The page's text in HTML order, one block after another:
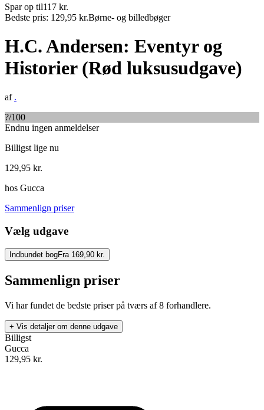
Spar op til117 kr.
Bedste pris: 129,95 kr.Børne- og billedbøger
H.C. Andersen: Eventyr og
Historier (Rød luksusudgave)
af .
?/100
Endnu ingen anmeldelser
Billigst lige nu
129,95 kr.
hos Gucca
Sammenlign priser
Vælg udgave
Indbundet bogFra 169,90 kr.
Sammenlign priser
Vi har fundet de bedste priser på tværs af 8 forhandlere.
+ Vis detaljer om denne udgave
Billigst
Gucca
129,95 kr.